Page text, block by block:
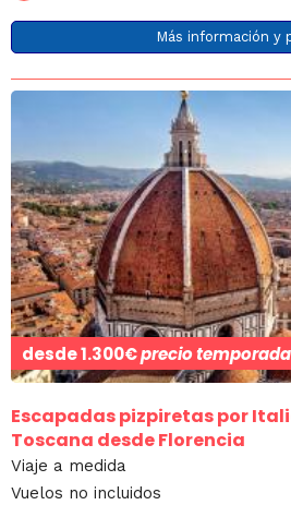
Más información y
desde1.300€precio
Escapadas pizpiretas por
Toscana desde Florencia
Viaje a medida
Vuelos no incluidos